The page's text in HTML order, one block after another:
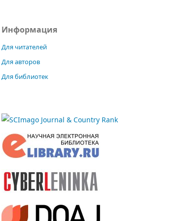
Информация
Для читателей
Для авторов
Для библиотек